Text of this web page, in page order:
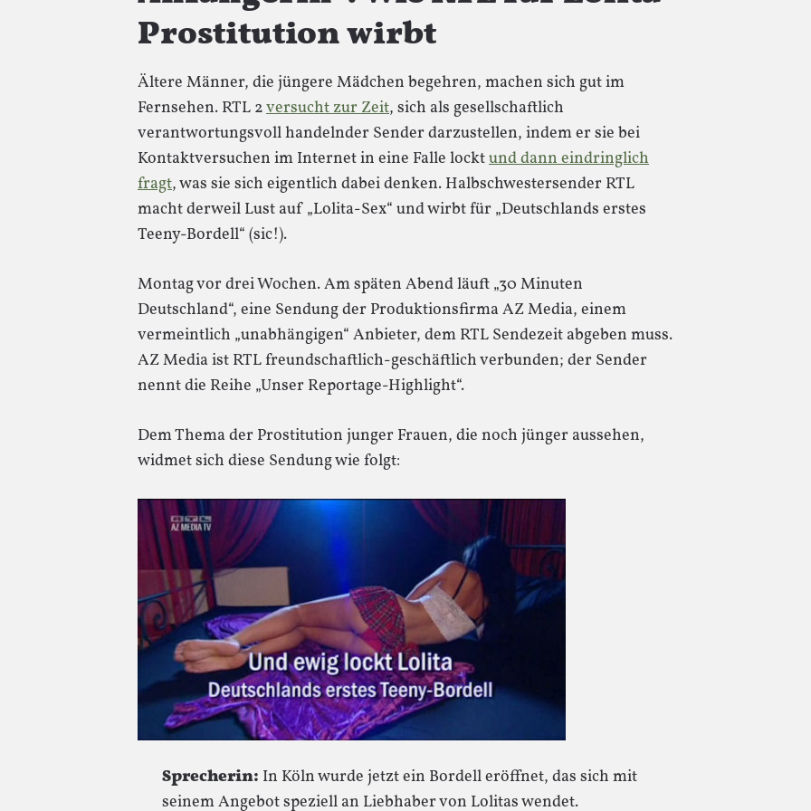
Prostitution wirbt
Ältere Männer, die jüngere Mädchen begehren, machen sich gut im
Fernsehen. RTL 2versucht zur Zeit, sich als gesellschaftlich
verantwortungsvoll handelnder Sender darzustellen, indem er sie bei
Kontaktversuchen im Internet in eine Falle locktund dann eindringlich
fragt, was sie sich eigentlich dabei denken. Halbschwestersender RTL
macht derweil Lust auf „Lolita-Sex“ und wirbt für „Deutschlands erstes
Teeny-Bordell“ (sic!).
Montag vor drei Wochen. Am späten Abend läuft „30 Minuten
Deutschland“, eine Sendung der Produktionsfirma AZ Media, einem
vermeintlich „unabhängigen“ Anbieter, dem RTL Sendezeit abgeben muss.
AZ Media ist RTL freundschaftlich-geschäftlich verbunden; der Sender
nennt die Reihe „Unser Reportage-Highlight“.
Dem Thema der Prostitution junger Frauen, die noch jünger aussehen,
widmet sich diese Sendung wie folgt:
Sprecherin: In Köln wurde jetzt ein Bordell eröffnet, das sich mit
seinem Angebot speziell an Liebhaber von Lolitas wendet.